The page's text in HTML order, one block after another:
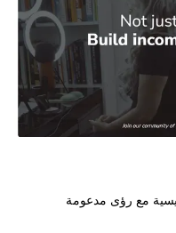
رؤى مدعومة